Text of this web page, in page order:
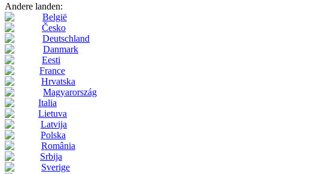
Andere landen:
België
Česko
Deutschland
Danmark
Eesti
France
Hrvatska
Magyarország
Italia
Lietuva
Latvija
Polska
România
Srbija
Sverige